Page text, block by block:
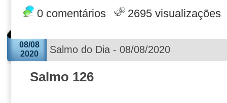
0 comentários 2695 visualizações
08/08
2020
Salmo do Dia - 08/08/2020
Salmo 126